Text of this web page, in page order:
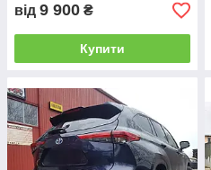
від 9 900 ₴
Купити